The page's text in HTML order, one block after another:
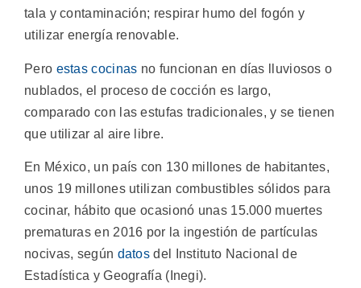
tala y contaminación; respirar humo del fogón y
utilizar energía renovable.
Pero estas cocinas no funcionan en días lluviosos o
nublados, el proceso de cocción es largo,
comparado con las estufas tradicionales, y se tienen
que utilizar al aire libre.
En México, un país con 130 millones de habitantes,
unos 19 millones utilizan combustibles sólidos para
cocinar, hábito que ocasionó unas 15.000 muertes
prematuras en 2016 por la ingestión de partículas
nocivas, según datos del Instituto Nacional de
Estadística y Geografía (Inegi).